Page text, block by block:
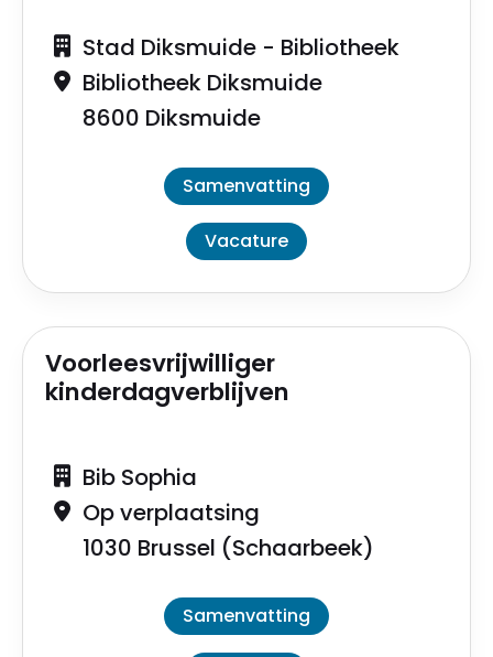
Stad Diksmuide - Bibliotheek
Bibliotheek Diksmuide
8600 Diksmuide
Samenvatting
Vacature
Voorleesvrijwilliger
kinderdagverblijven
Bib Sophia
Op verplaatsing
1030 Brussel (Schaarbeek)
Samenvatting